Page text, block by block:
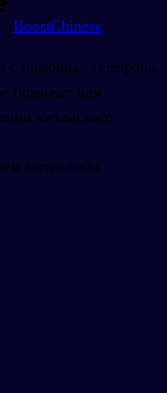
BoostChinese
с помощью телефона.
поможет вам
китайского.
когда-либо.